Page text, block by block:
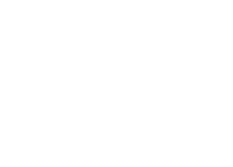
チェーンエコシステムとのシームレスな相互作